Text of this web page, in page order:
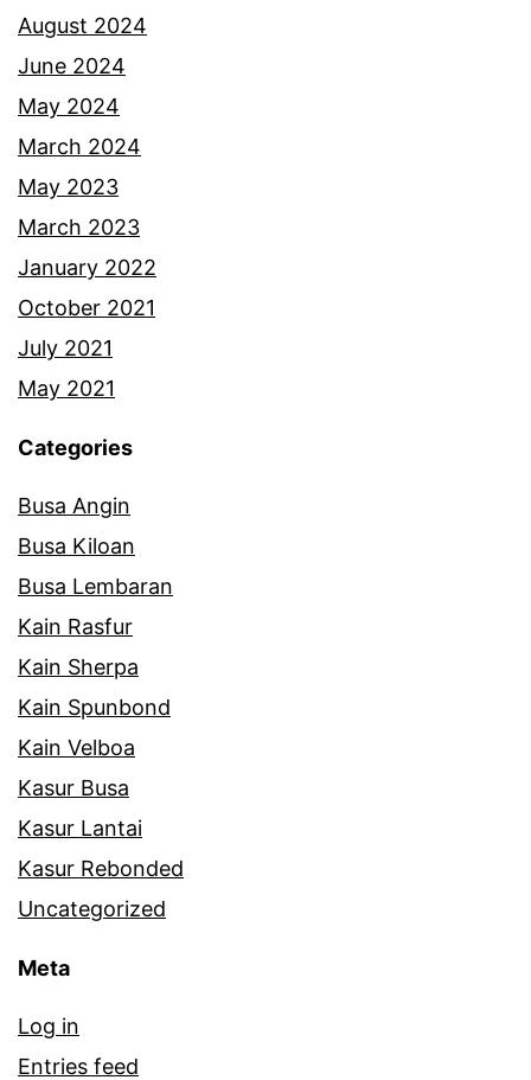
August 2024
June 2024
May 2024
March 2024
May 2023
March 2023
January 2022
October 2021
July 2021
May 2021
Categories
Busa Angin
Busa Kiloan
Busa Lembaran
Kain Rasfur
Kain Sherpa
Kain Spunbond
Kain Velboa
Kasur Busa
Kasur Lantai
Kasur Rebonded
Uncategorized
Meta
Log in
Entries feed